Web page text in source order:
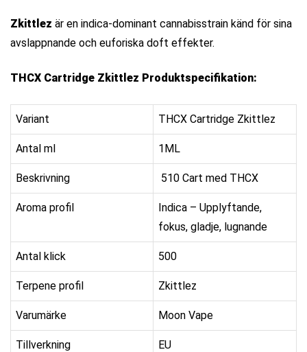
Zkittlez är en indica-dominant cannabisstrain känd för sina
avslappnande och euforiska doft effekter.
THCX Cartridge Zkittlez Produktspecifikation:
Variant THCX Cartridge Zkittlez
Antal ml 1ML
Beskrivning 510 Cart med THCX
Aroma profil
Indica – Upplyftande,
fokus, gladje, lugnande
Antal klick 500
Terpene profil Zkittlez
Varumärke Moon Vape
Tillverkning EU